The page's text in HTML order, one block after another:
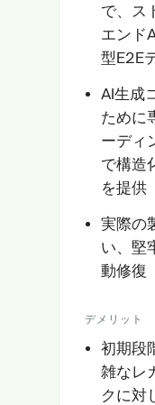
で、ス
エンド
型E2E
AI生成
ために
ーディ
で構造
を提供
実際の
い、堅
動修復
デメリット
初期段
雑なレ
クに対